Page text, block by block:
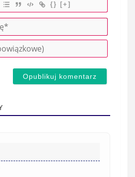
{} [+]
P
r
e
w
E
-
(